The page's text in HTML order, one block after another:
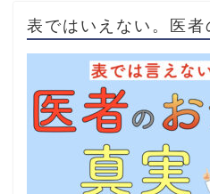
表ではいえない。医者